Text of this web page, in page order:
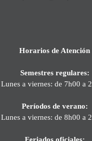
Horarios de Atención
Semestres regulares:
Lunes a viernes: de 7h00 a
Períodos de verano:
Lunes a viernes: de 8h00 a
Feriados oficiales: